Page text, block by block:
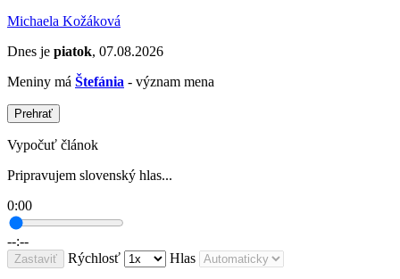
Michaela Kožáková
Dnes je piatok, 07.08.2026
Meniny má Štefánia - význam mena
Prehrať
Vypočuť článok
Pripravujem slovenský hlas...
0:00
--:--
Zastaviť Rýchlosť Hlas